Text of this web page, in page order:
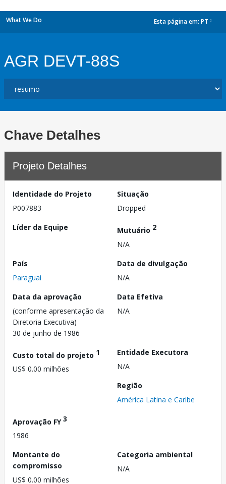
What We Do Esta página em: PT
AGR DEVT-88S
Chave Detalhes
Projeto Detalhes
Identidade do Projeto
P007883
Situação
Dropped
Líder da Equipe
Mutuário 2
N/A
País
Paraguai
Data de divulgação
N/A
Data da aprovação
(conforme apresentação da
Diretoria Executiva)
30 de junho de 1986
Data Efetiva
N/A
Custo total do projeto 1
US$ 0.00 milhões
Entidade Executora
N/A
Região
América Latina e Caribe
Aprovação FY3
1986
Montante do
compromisso
US$ 0.00 milhões
Categoria ambiental
N/A